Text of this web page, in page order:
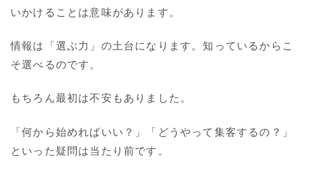
いかけることは意味があります。
情報は「選ぶ力」の土台になります。知っているからこ
そ選べるのです。
もちろん最初は不安もありました。
「何から始めればいい？」「どうやって集客するの？」
といった疑問は当たり前です。